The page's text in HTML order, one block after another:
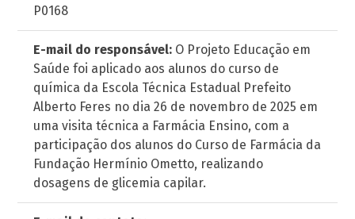
P0168
E-mail do responsável: O Projeto Educação em
Saúde foi aplicado aos alunos do curso de
química da Escola Técnica Estadual Prefeito
Alberto Feres no dia 26 de novembro de 2025 em
uma visita técnica a Farmácia Ensino, com a
participação dos alunos do Curso de Farmácia da
Fundação Hermínio Ometto, realizando
dosagens de glicemia capilar.